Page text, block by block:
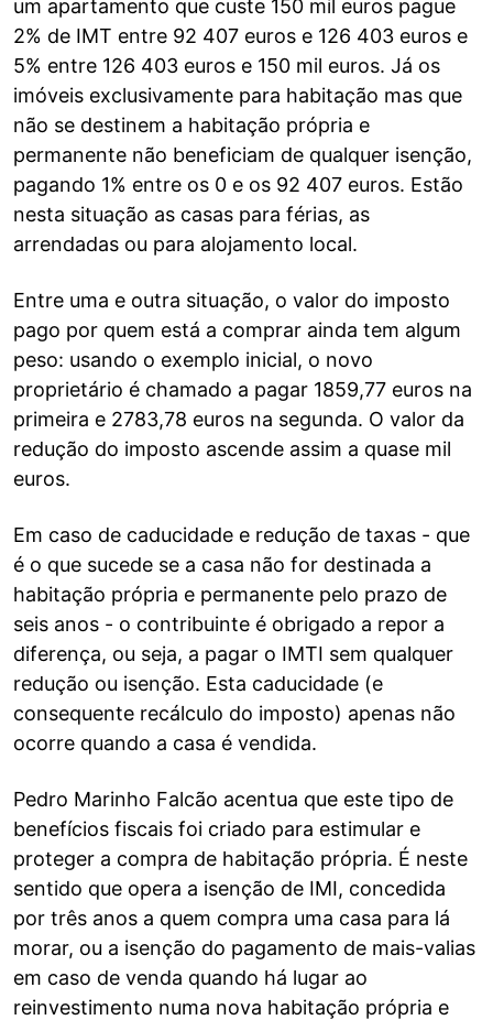
um apartamento que custe 150 mil euros pague
2% de IMT entre 92 407 euros e 126 403 euros e
5% entre 126 403 euros e 150 mil euros. Já os
imóveis exclusivamente para habitação mas que
não se destinem a habitação própria e
permanente não beneficiam de qualquer isenção,
pagando 1% entre os 0 e os 92 407 euros. Estão
nesta situação as casas para férias, as
arrendadas ou para alojamento local.
Entre uma e outra situação, o valor do imposto
pago por quem está a comprar ainda tem algum
peso: usando o exemplo inicial, o novo
proprietário é chamado a pagar 1859,77 euros na
primeira e 2783,78 euros na segunda. O valor da
redução do imposto ascende assim a quase mil
euros.
Em caso de caducidade e redução de taxas - que
é o que sucede se a casa não for destinada a
habitação própria e permanente pelo prazo de
seis anos - o contribuinte é obrigado a repor a
diferença, ou seja, a pagar o IMTI sem qualquer
redução ou isenção. Esta caducidade (e
consequente recálculo do imposto) apenas não
ocorre quando a casa é vendida.
Pedro Marinho Falcão acentua que este tipo de
benefícios fiscais foi criado para estimular e
proteger a compra de habitação própria. É neste
sentido que opera a isenção de IMI, concedida
por três anos a quem compra uma casa para lá
morar, ou a isenção do pagamento de mais-valias
em caso de venda quando há lugar ao
reinvestimento numa nova habitação própria e